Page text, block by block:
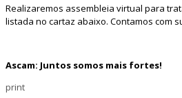
Realizaremos assembleia virtual para
listada no cartaz abaixo. Contamos com
Ascam: Juntos somos mais fortes!
print